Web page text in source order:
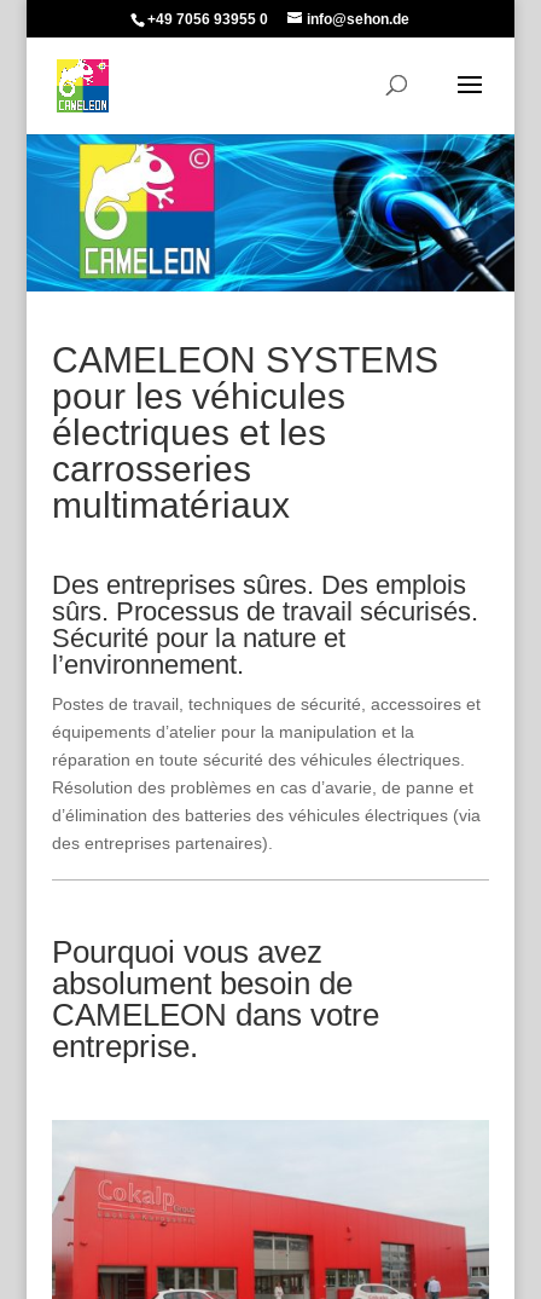
+49 7056 93955 0 info@sehon.de
CAMELEON SYSTEMS
pour les véhicules
électriques et les
carrosseries
multimatériaux
Des entreprises sûres. Des emplois
sûrs. Processus de travail sécurisés.
Sécurité pour la nature et
l’environnement.
Postes de travail, techniques de sécurité, accessoires et
équipements d’atelier pour la manipulation et la
réparation en toute sécurité des véhicules électriques.
Résolution des problèmes en cas d’avarie, de panne et
d’élimination des batteries des véhicules électriques (via
des entreprises partenaires).
Pourquoi vous avez
absolument besoin de
CAMELEON dans votre
entreprise.